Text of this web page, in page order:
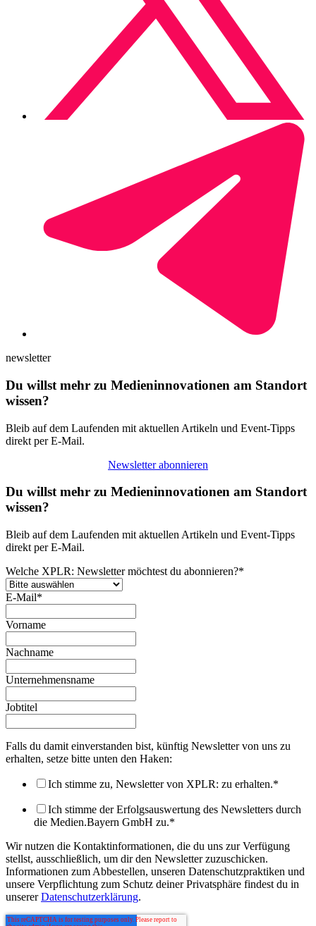
newsletter
Du willst mehr zu Medieninnovationen am Standort
wissen?
Bleib auf dem Laufenden mit aktuellen Artikeln und Event-Tipps
direkt per E-Mail.
Newsletter abonnieren
Du willst mehr zu Medieninnovationen am Standort
wissen?
Bleib auf dem Laufenden mit aktuellen Artikeln und Event-Tipps
direkt per E-Mail.
Welche XPLR: Newsletter möchtest du abonnieren?*
E-Mail*
Vorname
Nachname
Unternehmensname
Jobtitel
Falls du damit einverstanden bist, künftig Newsletter von uns zu
erhalten, setze bitte unten den Haken:
Ich stimme zu, Newsletter von XPLR: zu erhalten.*
Ich stimme der Erfolgsauswertung des Newsletters durch
die Medien.Bayern GmbH zu.*
Wir nutzen die Kontaktinformationen, die du uns zur Verfügung
stellst, ausschließlich, um dir den Newsletter zuzuschicken.
Informationen zum Abbestellen, unseren Datenschutzpraktiken und
unsere Verpflichtung zum Schutz deiner Privatsphäre findest du in
unsererDatenschutzerklärung.